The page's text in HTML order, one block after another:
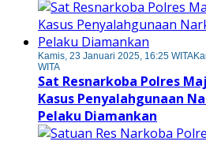
Kamis, 23 Januari 2025, 16:25 WITA
WITA
Sat Resnarkoba Polres
Kasus Penyalahgunaan
Pelaku Diamankan